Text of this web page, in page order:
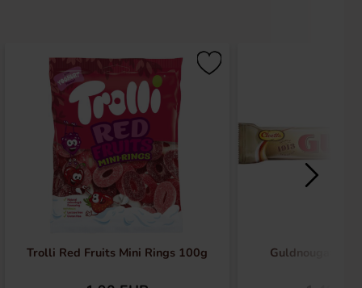
Trolli Red Fruits Mini Rings 100g Guldnougat